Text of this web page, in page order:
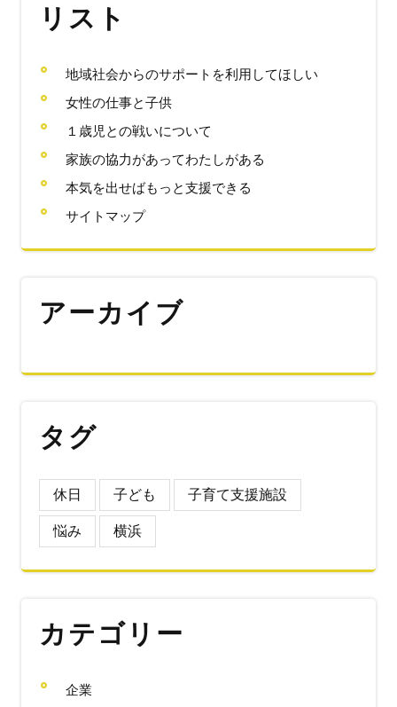
リスト
地域社会からのサポートを利用してほしい
女性の仕事と子供
１歳児との戦いについて
家族の協力があってわたしがある
本気を出せばもっと支援できる
サイトマップ
アーカイブ
タグ
休日 子ども
子育て支援施設
悩み
横浜
カテゴリー
企業